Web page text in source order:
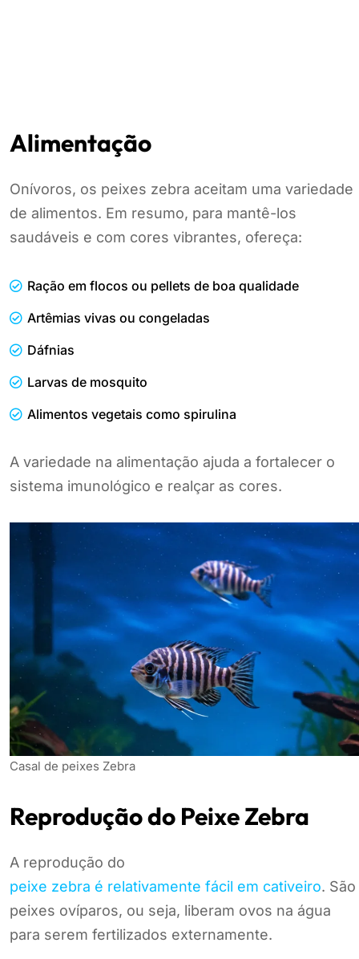
Alimentação
Onívoros, os peixes zebra aceitam uma variedade
de alimentos. Em resumo, para mantê-los
saudáveis e com cores vibrantes, ofereça:
Ração em flocos ou pellets de boa qualidade
Artêmias vivas ou congeladas
Dáfnias
Larvas de mosquito
Alimentos vegetais como spirulina
A variedade na alimentação ajuda a fortalecer o
sistema imunológico e realçar as cores.
Casal de peixes Zebra
Reprodução do Peixe Zebra
A reprodução do
peixe zebra é relativamente fácil em cativeiro. São
peixes ovíparos, ou seja, liberam ovos na água
para serem fertilizados externamente.